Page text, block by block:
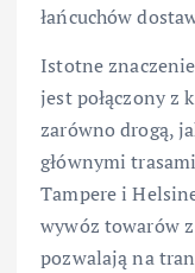
łańcuchów
Istotne
jest połączony z
zarówno drogą,
głównymi
Tampere i
wywóz towarów
pozwalają na